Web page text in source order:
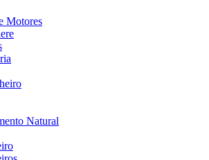
Motores
Natural